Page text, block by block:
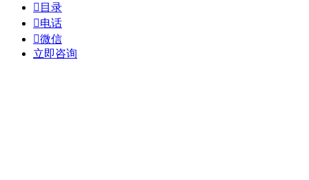
 目录
电话
微信
立即咨询